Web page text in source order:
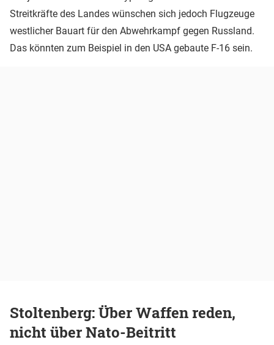
Streitkräfte des Landes wünschen sich jedoch Flugzeuge
westlicher Bauart für den Abwehrkampf gegen Russland.
Das könnten zum Beispiel in den USA gebaute F-16 sein.
Stoltenberg: Über Waffen reden,
nicht über Nato-Beitritt